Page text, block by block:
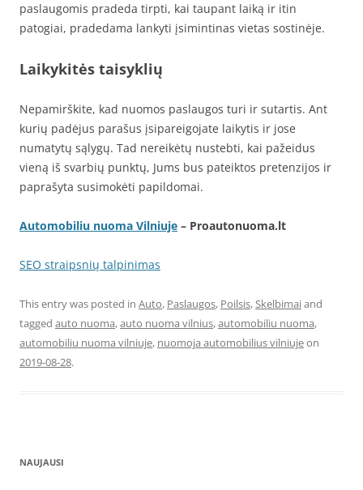
paslaugomis pradeda tirpti, kai taupant laiką ir itin
patogiai, pradedama lankyti įsimintinas vietas sostinėje.
Laikykitės taisyklių
Nepamirškite, kad nuomos paslaugos turi ir sutartis. Ant
kurių padėjus parašus įsipareigojate laikytis ir jose
numatytų sąlygų. Tad nereikėtų nustebti, kai pažeidus
vieną iš svarbių punktų, Jums bus pateiktos pretenzijos ir
paprašyta susimokėti papildomai.
Automobiliu nuoma Vilniuje – Proautonuoma.lt
SEO straipsnių talpinimas
This entry was posted in Auto, Paslaugos, Poilsis,Skelbimaiand
tagged auto nuoma,auto nuoma vilnius,automobiliu nuoma,
automobiliu nuoma vilniuje, nuomoja automobilius vilniujeon
2019-08-28.
NAUJAUSI